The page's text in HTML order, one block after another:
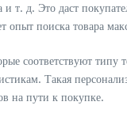
и т. д. Это даст
опыт поиска товара
соответствуют
Такая
на пути к покупке.